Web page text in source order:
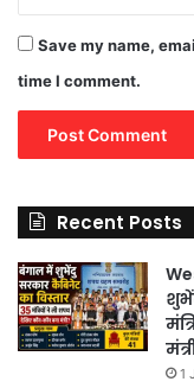
Save my name,
time I comment.
Recent Posts
1